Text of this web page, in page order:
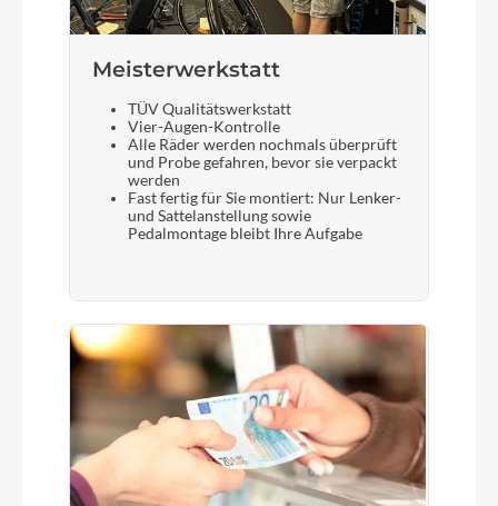
Meisterwerkstatt
TÜV Qualitätswerkstatt
Vier-Augen-Kontrolle
Alle Räder werden nochmals überprüft
und Probe gefahren, bevor sie verpackt
werden
Fast fertig für Sie montiert: Nur Lenker-
und Sattelanstellung sowie
Pedalmontage bleibt Ihre Aufgabe